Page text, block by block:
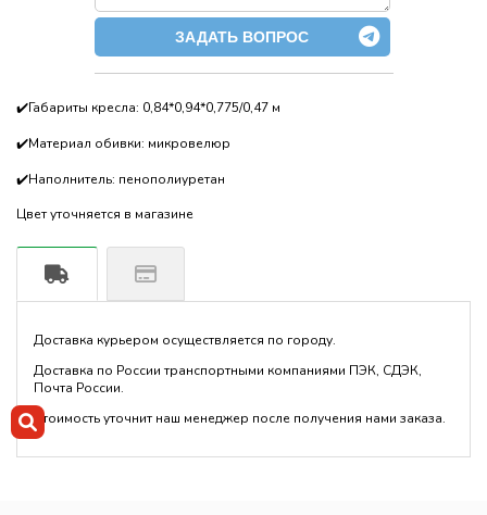
ЗАДАТЬ ВОПРОС
✔️Габариты кресла: 0,84*0,94*0,775/0,47 м
✔️Материал обивки: микровелюр
✔️Наполнитель: пенополиуретан
Цвет уточняется в магазине
Доставка курьером осуществляется по городу.
Доставка по России транспортными компаниями ПЭК, СДЭК,
Почта России.
Стоимость уточнит наш менеджер после получения нами заказа.